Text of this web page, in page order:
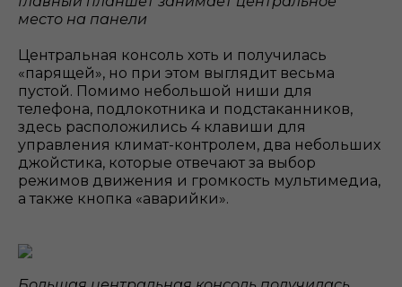
место на панели
Центральная консоль хоть и получилась
«парящей», но при этом выглядит весьма
пустой. Помимо небольшой ниши для
телефона, подлокотника и подстаканников,
здесь расположились 4 клавиши для
управления климат-контролем, два небольших
джойстика, которые отвечают за выбор
режимов движения и громкость мультимедиа,
а также кнопка «аварийки».